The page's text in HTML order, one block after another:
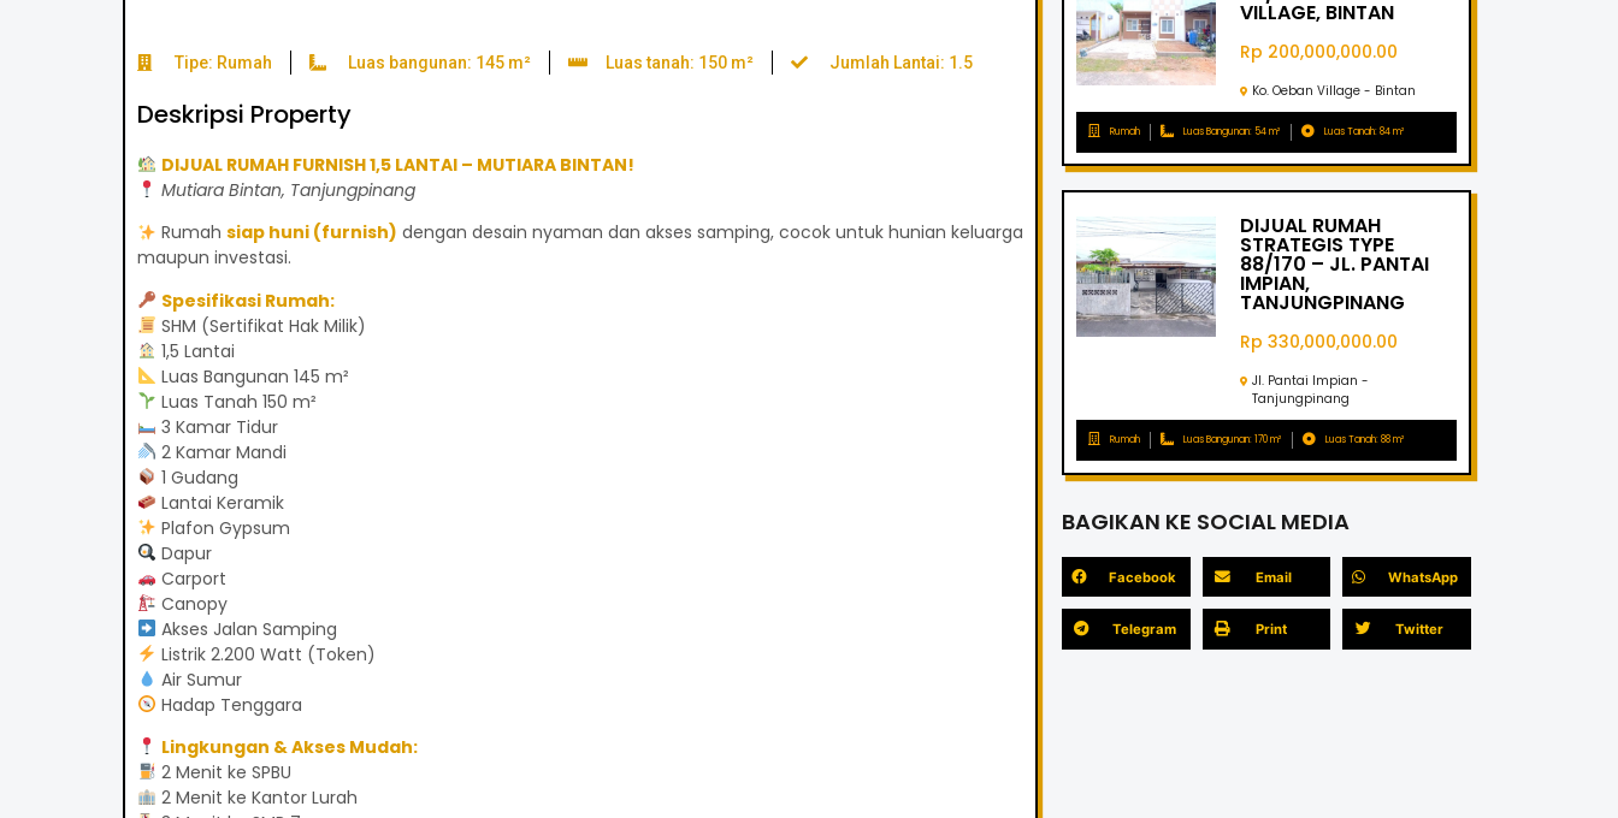
Tipe: Rumah Luas bangunan: 145 m² Luas tanah: 150 m² Jumlah Lantai: 1.5
Deskripsi Property
DIJUAL RUMAH FURNISH 1,5 LANTAI – MUTIARA BINTAN!
Mutiara Bintan, Tanjungpinang
Rumah siap huni (furnish) dengan desain nyaman dan akses samping, cocok untuk hunian keluarga
maupun investasi.
Spesifikasi Rumah:
SHM (Sertifikat Hak Milik)
1,5 Lantai
Luas Bangunan 145 m²
Luas Tanah 150 m²
3 Kamar Tidur
2 Kamar Mandi
1 Gudang
Lantai Keramik
Plafon Gypsum
Dapur
Carport
Canopy
Akses Jalan Samping
Listrik 2.200 Watt (Token)
Air Sumur
Hadap Tenggara
Lingkungan & Akses Mudah:
2 Menit ke SPBU
2 Menit ke Kantor Lurah
VILLAGE, BINTAN
Rp 200,000,000.00
Ko. Oeban Village - Bintan
Rumah Luas Bangunan: 54 m² Luas Tanah: 84 m²
DIJUAL RUMAH
STRATEGIS TYPE
88/170 – JL. PANTAI
IMPIAN,
TANJUNGPINANG
Rp 330,000,000.00
Jl. Pantai Impian -
Tanjungpinang
Rumah Luas Bangunan: 170 m² Luas Tanah: 88 m²
BAGIKAN KE SOCIAL MEDIA
Facebook Email WhatsApp
Telegram Print Twitter